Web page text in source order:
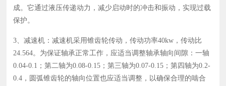
成。它通过液压传递动力，减少启动时的冲击和振动，实现过载
保护。
3、减速机：减速机采用锥齿轮传动，传动功率40kw，传动比
24.564。为保证轴承正常工作，应适当调整轴承轴向间隙：一轴
0.04-0.1；第二轴为0.08-0.15；第三轴为0.07-0.15；第四轴为0.2-
0.4，圆弧锥齿轮的轴向位置也应适当调整，以确保合理的啮合